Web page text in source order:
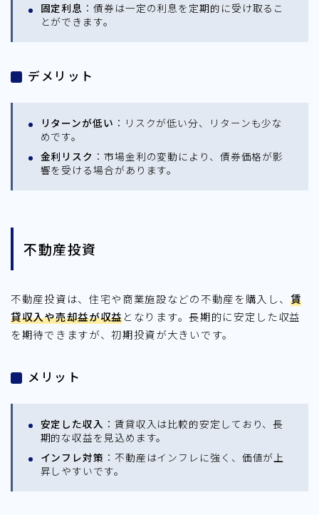
固定利息 ：債券は一定の利息を定期的に受け取るこ
とができます。
デメリット
リターンが低い ：リスクが低い分、リターンも少な
めです。
金利リスク ：市場金利の変動により、債券価格が影
響を受ける場合があります。
不動産投資
不動産投資は、住宅や商業施設などの不動産を購入し、 賃
貸収入や売却益が収益となります。長期的に安定した収益
を期待できますが、初期投資が大きいです。
メリット
安定した収入 ：賃貸収入は比較的安定しており、長
期的な収益を見込めます。
インフレ対策 ：不動産はインフレに強く、価値が上
昇しやすいです。